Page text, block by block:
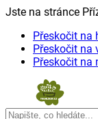
Jste na stránce
Přeskočit na
Přeskočit na
Přeskočit na